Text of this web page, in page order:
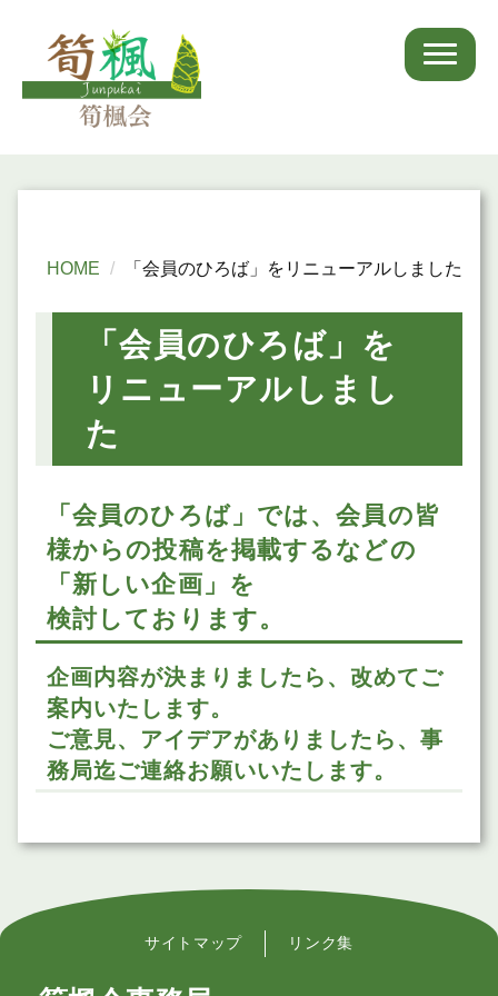
HOME 「会員のひろば」をリニューアルしました
「会員のひろば」を
リニューアルしまし
た
「会員のひろば」では、会員の皆
様からの投稿を掲載するなどの
「新しい企画」を
検討しております。
企画内容が決まりましたら、改めてご
案内いたします。
ご意見、アイデアがありましたら、事
務局迄ご連絡お願いいたします。
サイトマップ リンク集